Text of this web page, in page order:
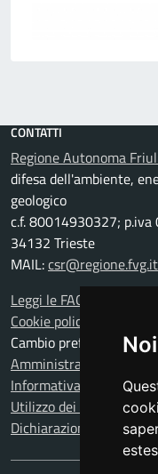
CONTATTI
Regione Autonoma
difesa dell'ambiente,
geologico
c.f. 80014930327;
34132 Trieste
MAIL:csr@regione.fvg.it
Leggi le FAQ
Cookie policy
Cambio preferenze
Amministrazione
Informativa privacy
Utilizzo dei dati
Dichiarazione di